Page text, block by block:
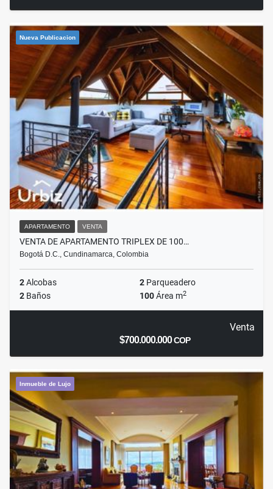
Nueva Publicacion
APARTAMENTO VENTA
VENTA DE APARTAMENTO TRIPLEX DE 100…
Bogotá D.C., Cundinamarca, Colombia
2Alcobas 2 Parqueadero
2 Baños 100Área m2
Venta
$700.000.000COP
Inmueble de Lujo